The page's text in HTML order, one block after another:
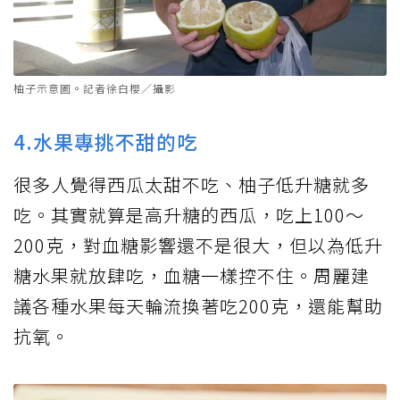
柚子示意圖。記者徐白櫻／攝影
4.水果專挑不甜的吃
很多人覺得西瓜太甜不吃、柚子低升糖就多
吃。其實就算是高升糖的西瓜，吃上100～
200克，對血糖影響還不是很大，但以為低升
糖水果就放肆吃，血糖一樣控不住。周麗建
議各種水果每天輪流換著吃200克，還能幫助
抗氧。